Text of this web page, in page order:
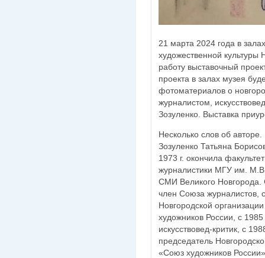
21 марта 2024 года в
художественной культуры
работу выставочный
проекта в залах музея
фотоматериалов о
журналистом,
Зозуленко. Выставка
Несколько слов об авторе.
Зозуленко Татьяна
1973 г. окончила факультет
журналистики МГУ им.
СМИ Великого Новгорода.
член Союза журналистов,
Новгородской
художников России, с
искусствовед-критик, с
председатель
«Союз художников